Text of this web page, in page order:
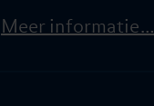
Meer informatie…